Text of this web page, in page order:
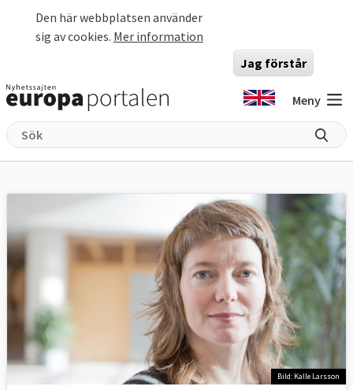
Den här webbplatsen använder
sig av cookies. Mer information
Jag förstår
Meny
Bild: Kalle Larsson